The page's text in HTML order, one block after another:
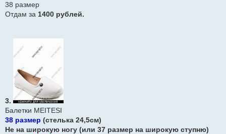
38 размер
Отдам за 1400 рублей.
3.
Балетки MEITESI
38 размер (стелька 24,5см)
Не на широкую ногу (или 37 размер на широкую ступню)